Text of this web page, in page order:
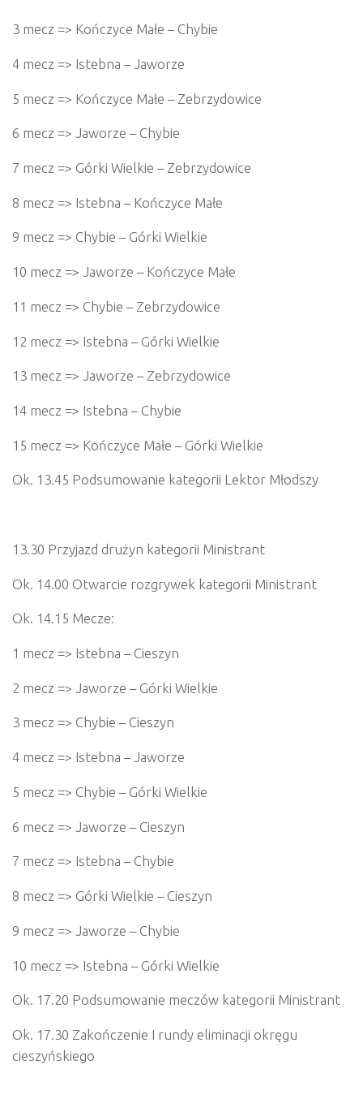
3 mecz => Kończyce Małe – Chybie
4 mecz => Istebna – Jaworze
5 mecz => Kończyce Małe – Zebrzydowice
6 mecz => Jaworze – Chybie
7 mecz => Górki Wielkie – Zebrzydowice
8 mecz => Istebna – Kończyce Małe
9 mecz => Chybie – Górki Wielkie
10 mecz => Jaworze – Kończyce Małe
11 mecz => Chybie – Zebrzydowice
12 mecz => Istebna – Górki Wielkie
13 mecz => Jaworze – Zebrzydowice
14 mecz => Istebna – Chybie
15 mecz => Kończyce Małe – Górki Wielkie
Ok. 13.45 Podsumowanie kategorii Lektor Młodszy
13.30 Przyjazd drużyn kategorii Ministrant
Ok. 14.00 Otwarcie rozgrywek kategorii Ministrant
Ok. 14.15 Mecze:
1 mecz => Istebna – Cieszyn
2 mecz => Jaworze – Górki Wielkie
3 mecz => Chybie – Cieszyn
4 mecz => Istebna – Jaworze
5 mecz => Chybie – Górki Wielkie
6 mecz => Jaworze – Cieszyn
7 mecz => Istebna – Chybie
8 mecz => Górki Wielkie – Cieszyn
9 mecz => Jaworze – Chybie
10 mecz => Istebna – Górki Wielkie
Ok. 17.20 Podsumowanie meczów kategorii Ministrant
Ok. 17.30 Zakończenie I rundy eliminacji okręgu
cieszyńskiego